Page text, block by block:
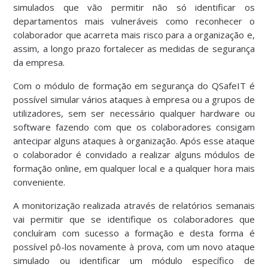
simulados que vão permitir não só identificar os
departamentos mais vulneráveis como reconhecer o
colaborador que acarreta mais risco para a organização e,
assim, a longo prazo fortalecer as medidas de segurança
da empresa.
Com o módulo de formação em segurança do QSafeIT é
possível simular vários ataques à empresa ou a grupos de
utilizadores, sem ser necessário qualquer hardware ou
software fazendo com que os colaboradores consigam
antecipar alguns ataques à organização. Após esse ataque
o colaborador é convidado a realizar alguns módulos de
formação online, em qualquer local e a qualquer hora mais
conveniente.
A monitorização realizada através de relatórios semanais
vai permitir que se identifique os colaboradores que
concluíram com sucesso a formação e desta forma é
possível pô-los novamente à prova, com um novo ataque
simulado ou identificar um módulo específico de